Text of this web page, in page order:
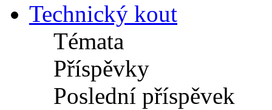
Technický kout
Témata
Příspěvky
Poslední příspěvek